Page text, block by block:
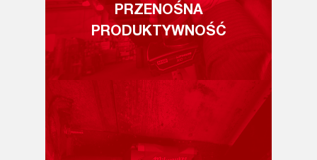
PRZENOŚNA
PRODUKTYWNOŚĆ